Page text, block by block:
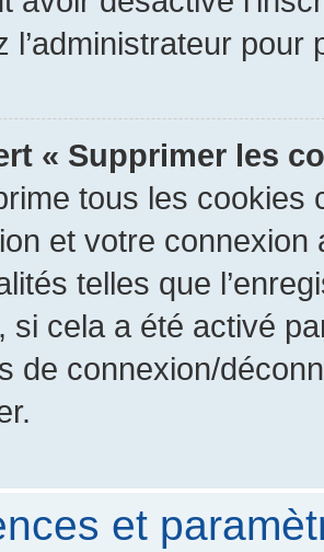
l’administrateur
« Supprimer les
tous les cookies
et votre
telles que
si cela a été activé
de connexion/
et